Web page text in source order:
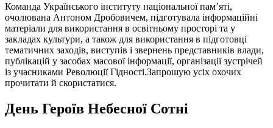
Команда Українського інституту національної пам’яті,
очолювана Антоном Дробовичем, підготувала інформаційні
матеріали для використання в освітньому просторі та у
закладах культури, а також для використання в підготовці
тематичних заходів, виступів і звернень представників влади,
публікацій у засобах масової інформації, організації зустрічей
із учасниками Революції Гідності.Запрошую усіх охочих
прочитати й скористатися.
День Героїв Небесної Сотні